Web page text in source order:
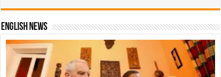
English News